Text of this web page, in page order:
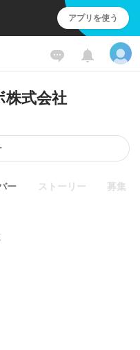
アプリを使う
式会社
ー ストーリー 募集